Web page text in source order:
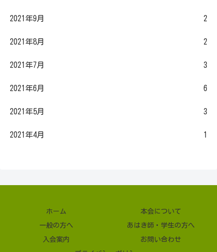
2021年9月 2
2021年8月 2
2021年7月 3
2021年6月 6
2021年5月 3
2021年4月 1
ホーム 本会について
一般の方へ あはき師・学生の方へ
入会案内 お問い合わせ